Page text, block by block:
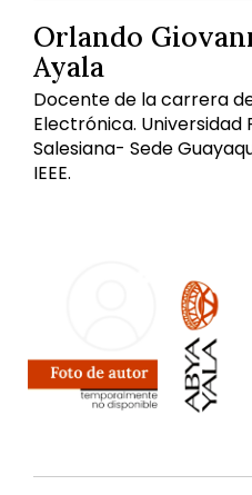
Orlando
Ayala
Docente de la carrera
Electrónica. Universidad
Salesiana- Sede
IEEE.